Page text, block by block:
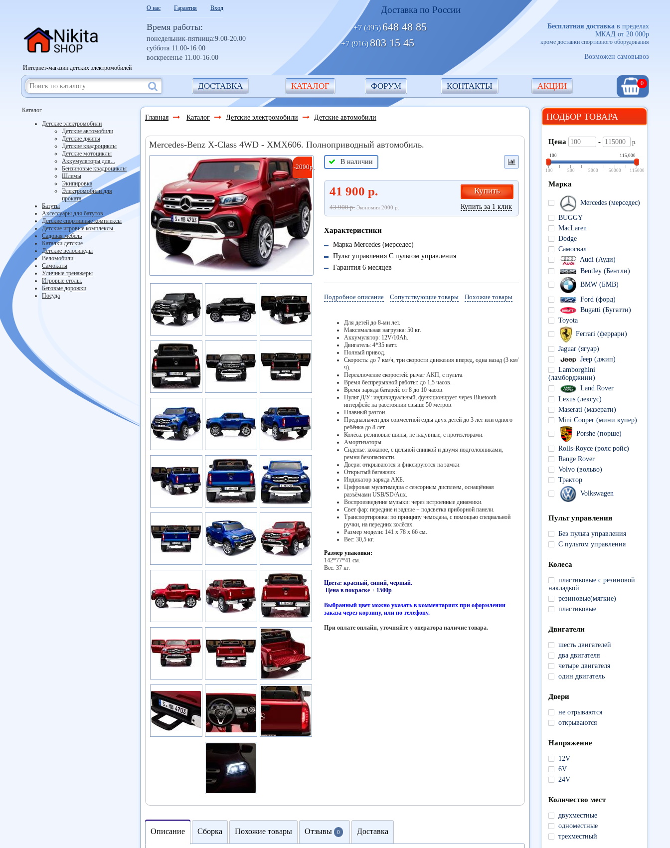
О нас Гарантия Вход Доставка по России
Интернет-магазин детских электромобилей
Время работы:
понедельник-пятница:9.00-20.00
суббота 11.00-16.00
воскресенье 11.00-16.00
+7 (495) 648 48 85
+7 (916) 803 15 45
Бесплатная доставка в пределах
МКАД от 20 000р
кроме доставки спортивного оборудования
Возможен самовывоз
ДОСТАВКА КАТАЛОГ ФОРУМ КОНТАКТЫ АКЦИИ 0
Каталог
Детские электромобили
Детские автомобили
Детские джипы
Детские квадроциклы
Детские мотоциклы
Аккумуляторы для...
Бензиновые квадроциклы
Шлемы
Экипировка
Электромобили для
проката
Батуты
Аксессуары для батутов.
Детские спортивные комплексы
Детские игровые комплексы.
Садовая мебель
Каталки детские
Детские велосипеды
Веломобили
Самокаты
Уличные тренажеры
Игровые столы.
Беговые дорожки
Посуда
Главная Каталог Детские электромобили Детские автомобили
Mercedes-Benz X-Class 4WD - XMX606. Полноприводный автомобиль.
-2000р.
В наличии
41 900 р.
43 900 р.Экономия 2000 р.
Купить
Купить за 1 клик
Характеристики
Марка Mercedes (мерседес)
Пульт управления С пультом управления
Гарантия 6 месяцев
Подробное описание Сопутствующие товары Похожие товары
Для детей до 8-ми лет.
Максимальная нагрузка: 50 кг.
Аккумулятор: 12V/10Ah.
Двигатель: 4*35 ватт.
Полный привод.
Скорость: до 7 км/ч, три скорости движения вперед, одна назад (3 км/
ч).
Переключение скоростей: рычаг АКП, с пульта.
Время беспрерывной работы: до 1,5 часов.
Время заряда батарей: от 8 до 10 часов.
Пульт Д/У: индивидуальный, функционирует через Bluetooth
интерфейс на расстоянии свыше 50 метров.
Плавный разгон.
Предназначен для совместной езды двух детей до 3 лет или одного
ребёнка до 8 лет.
Колёса: резиновые шины, не надувные, с протекторами.
Амортизаторы.
Сиденье: кожаное, с цельной спинкой и двумя подголовниками,
ремни безопасности.
Двери: открываются и фиксируются на замки.
Открытый багажник.
Индикатор заряда АКБ.
Цифровая мультимедиа с сенсорным дисплеем, оснащённая
разъёмами USB/SD/Aux.
Воспроизведение музыки: через встроенные динамики.
Свет фар: передние и задние + подсветка приборной панели.
Транспортировка: по принципу чемодана, с помощью специальной
ручки, на передних колёсах.
Размер модели: 141 x 78 x 66 см.
Вес: 30,5 кг.
Размер упаковки:
142*77*41 см.
Вес: 37 кг.
Цвета: красный, синий, черный.
Цена в покраске + 1500р
Выбранный цвет можно указать в комментариях при оформлении
заказа через корзину, или по телефону.
При оплате онлайн, уточняйте у оператора наличие товара.
Описание Сборка Похожие товары Отзывы 0 Доставка
ПОДБОР ТОВАРА
Цена - р.
100 115,000
100 500 5000 50000 115000
Марка
Mercedes (мерседес)
BUGGY
MacLaren
Dodge
Самосвал
Audi (Ауди)
Bentley (Бентли)
BMW (БМВ)
Ford (форд)
Bugatti (Бугатти)
Toyota
Ferrari (феррари)
Jaguar (ягуар)
Jeep (джип)
Lamborghini
(ламборджини)
Land Rover
Lexus (лексус)
Maserati (мазерати)
Mini Cooper (мини купер)
Porshe (порше)
Rolls-Royce (ролс ройс)
Range Rover
Volvo (вольво)
Трактор
Volkswagen
Пульт управления
Без пульта управления
С пультом управления
Колеса
пластиковые с резиновой
накладкой
резиновые(мягкие)
пластиковые
Двигатели
шесть двигателей
два двигателя
четыре двигателя
один двигатель
Двери
не отрываются
открываются
Напряжение
12V
6V
24V
Количество мест
двухместные
одноместные
трехместный